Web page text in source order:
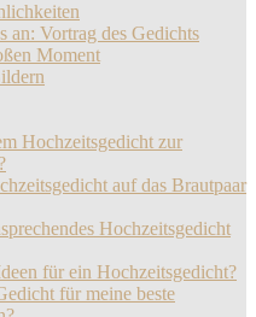
an: Vortrag des Gedichts
Moment
Hochzeitsgedicht zur
auf das Brautpaar
Hochzeitsgedicht
für ein Hochzeitsgedicht?
für meine beste